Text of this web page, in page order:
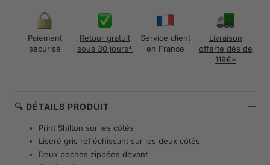
Paiement
sécurisé
Retour gratuit
sous 30 jours*
Service client
en France
Livraison
offerte dès de
119€*
🔍 DÉTAILS PRODUIT
Print Shilton sur les côtés
Liseré gris réfléchissant sur les deux côtés
Deux poches zippées devant